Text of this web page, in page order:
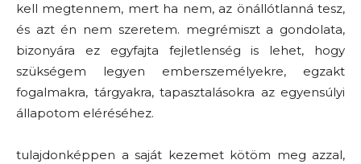
kell megtennem, mert ha nem, az önállótlanná tesz,
és azt én nem szeretem. megrémiszt a gondolata,
bizonyára ez egyfajta fejletlenség is lehet, hogy
szükségem legyen emberszemélyekre, egzakt
fogalmakra, tárgyakra, tapasztalásokra az egyensúlyi
állapotom eléréséhez.
tulajdonképpen a saját kezemet kötöm meg azzal,